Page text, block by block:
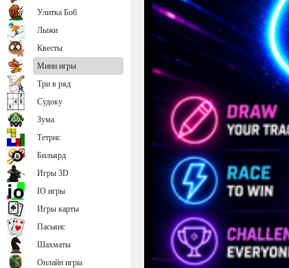
Улитка Боб
Лыжи
Квесты
Мини игры
Три в ряд
Судоку
Зума
Тетрис
Бильярд
Игры 3D
IO игры
Игры карты
Пасьянс
Шахматы
Онлайн игры